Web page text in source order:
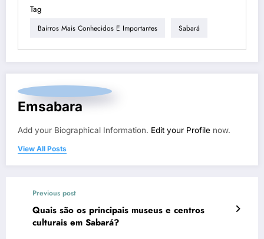
Tag
Bairros Mais Conhecidos E Importantes Sabará
Emsabara
Add your Biographical Information. Edit your Profile now.
View All Posts
Previous post
Quais são os principais museus e centros
culturais em Sabará?